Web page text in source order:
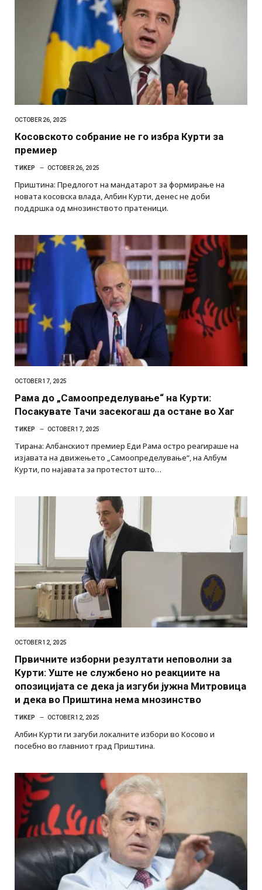
OCTOBER 26, 2025
Косовското собрание не го избра Курти за
премиер
ТИКЕР OCTOBER 26, 2025
Приштина: Предлогот на мандатарот за формирање на
новата косовска влада, Албин Курти, денес не доби
поддршка од мнозинството пратеници.
OCTOBER 17, 2025
Рама до „Самоопределување“ на Курти:
Посакувате Тачи засекогаш да остане во Хаг
ТИКЕР OCTOBER 17, 2025
Тирана: Албанскиот премиер Еди Рама остро реагираше на
изјавата на движењето „Самоопределување“, на Албум
Курти, по најавата за протестот што…
OCTOBER 12, 2025
Првичните изборни резултати неповолни за
Курти: Уште не службено но реакциите на
опозицијата се дека ја изгуби јужна Митровица
и дека во Приштина нема мнозинство
ТИКЕР OCTOBER 12, 2025
Албин Курти ги загуби локалните избори во Косово и
посебно во главниот град Приштина.